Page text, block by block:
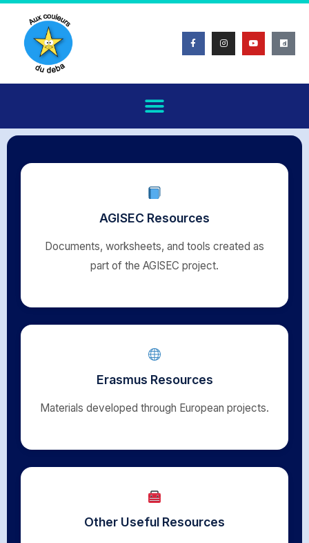
AGISEC Resources
Documents, worksheets, and tools created as
part of the AGISEC project.
Erasmus Resources
Materials developed through European projects.
Other Useful Resources